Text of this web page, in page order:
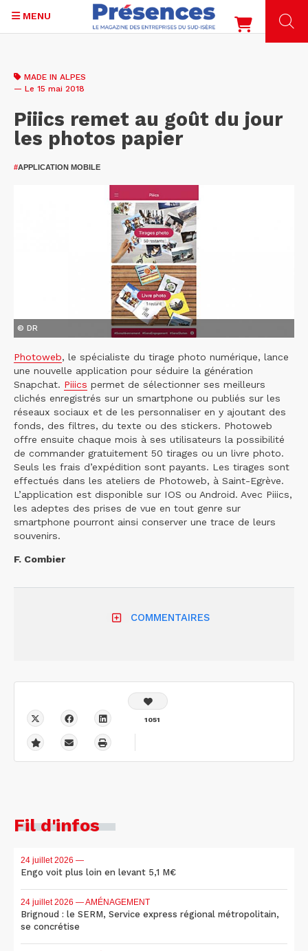
contenu
MENU
MADE IN ALPES
— Le 15 mai 2018
Piiics remet au goût du jour
les photos papier
#APPLICATION MOBILE
© DR
Photoweb, le spécialiste du tirage photo numérique, lance
une nouvelle application pour séduire la génération
Snapchat. Piiics permet de sélectionner ses meilleurs
clichés enregistrés sur un smartphone ou publiés sur les
réseaux sociaux et de les personnaliser en y ajoutant des
fonds, des filtres, du texte ou des stickers. Photoweb
offre ensuite chaque mois à ses utilisateurs la possibilité
de commander gratuitement 50 tirages ou un livre photo.
Seuls les frais d’expédition sont payants. Les tirages sont
effectués dans les ateliers de Photoweb, à Saint-Egrève.
L’application est disponible sur IOS ou Android. Avec Piiics,
les adeptes des prises de vue en tout genre sur
smartphone pourront ainsi conserver une trace de leurs
souvenirs.
F. Combier
COMMENTAIRES
1051
Fil d'infos
24 juillet 2026 —
Engo voit plus loin en levant 5,1 M€
24 juillet 2026 — AMÉNAGEMENT
Brignoud : le SERM, Service express régional métropolitain,
se concrétise